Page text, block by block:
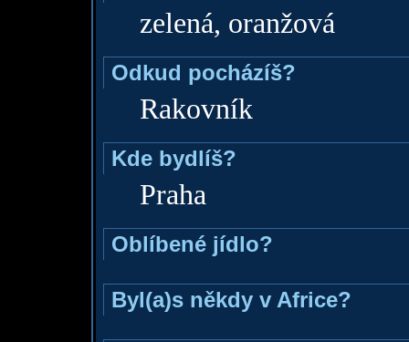
zelená, oranžová
Odkud pocházíš?
Rakovník
Kde bydlíš?
Praha
Oblíbené jídlo?
Byl(a)s někdy v Africe?